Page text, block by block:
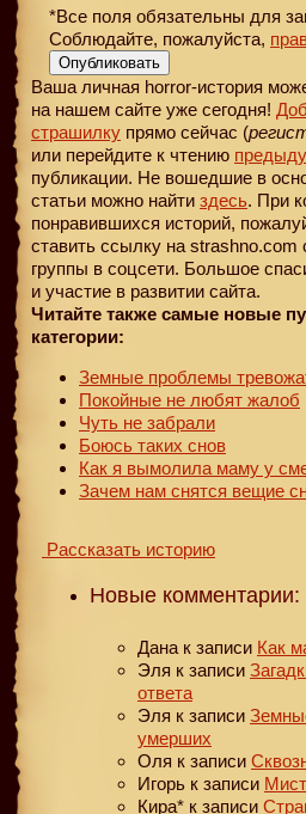
*Все поля обязательны для
Соблюдайте, пожалуйста,
Опубликовать
Ваша личная horror-история
на нашем сайте уже сегодня!
страшилку прямо сейчас (
или перейдите к чтению
публикации. Не вошедшие в
статьи можно найти здесь. При
понравившихся историй,
ставить ссылку на strashno.com
группы в соцсети. Большое
и участие в развитии сайта.
Читайте также самые новые
категории:
Земные проблемы
Покойные не любят жалоб
Чуть не забрали
Боюсь таких снов
Как я вымолила маму у
Зачем нам снятся вещие
Рассказать историю
Новые комментарии:
Дана к записи Как
Эля к записи
ответа
Эля к записи
умерших
Оля к записи
Игорь к записи
Кира* к записи